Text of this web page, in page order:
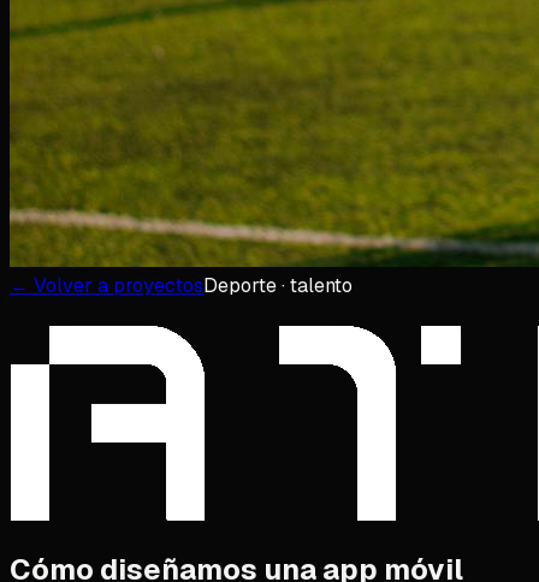
← Volver a proyectosDeporte · talento
Cómo diseñamos una app móvil